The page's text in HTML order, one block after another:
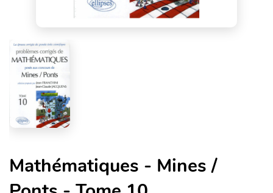
Mathématiques - Mines /